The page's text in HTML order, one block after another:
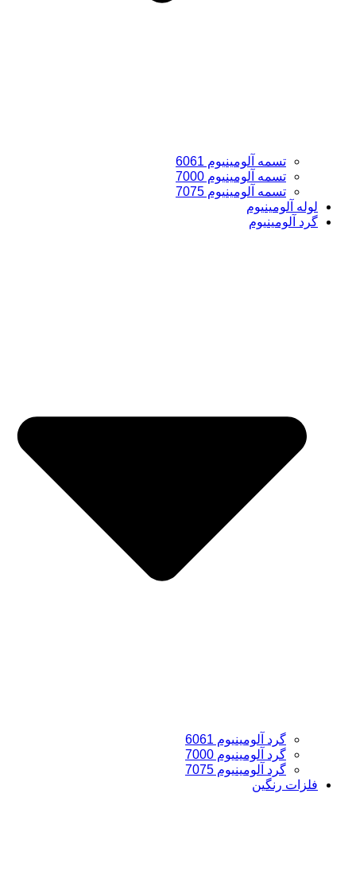
تسمه آلومینیوم 6061
تسمه آلومینیوم 7000
تسمه آلومینیوم 7075
لوله آلومینیوم
گرد آلومینیوم
گرد آلومینیوم 6061
گرد آلومینیوم 7000
گرد آلومینیوم 7075
فلزات رنگین